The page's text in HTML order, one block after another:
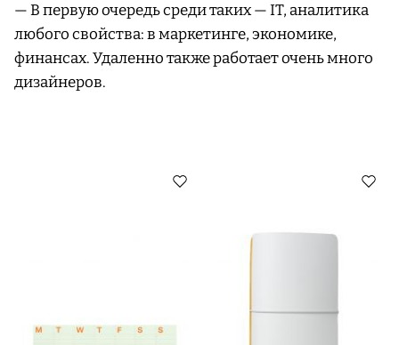
— В первую очередь среди таких — IT, аналитика
любого свойства: в маркетинге, экономике,
финансах. Удаленно также работает очень много
дизайнеров.